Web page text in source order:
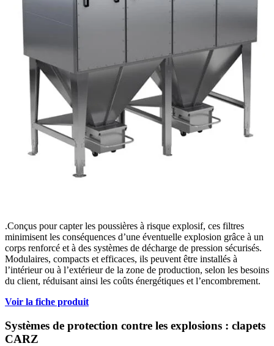
.Conçus pour capter les poussières à risque explosif, ces filtres
minimisent les conséquences d’une éventuelle explosion grâce à un
corps renforcé et à des systèmes de décharge de pression sécurisés.
Modulaires, compacts et efficaces, ils peuvent être installés à
l’intérieur ou à l’extérieur de la zone de production, selon les besoins
du client, réduisant ainsi les coûts énergétiques et l’encombrement.
Voir la fiche produit
Systèmes de protection contre les explosions : clapets
CARZ